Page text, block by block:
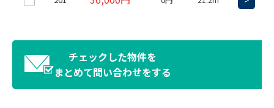
チェックした物件を
まとめて問い合わせをする